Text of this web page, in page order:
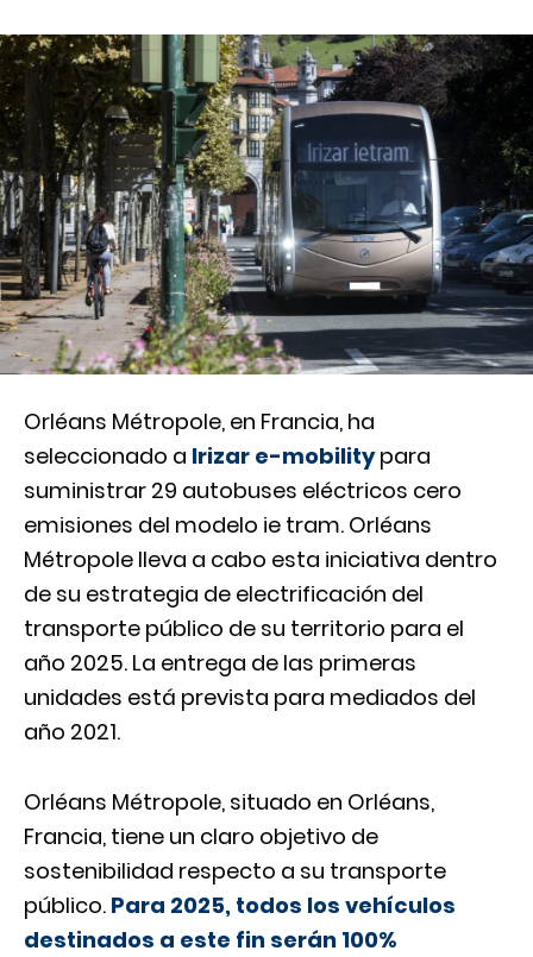
Orléans Métropole, en Francia, ha
seleccionado a Irizar e-mobilitypara
suministrar 29 autobuses eléctricos cero
emisiones del modelo ie tram. Orléans
Métropole lleva a cabo esta iniciativa dentro
de su estrategia de electrificación del
transporte público de su territorio para el
año 2025. La entrega de las primeras
unidades está prevista para mediados del
año 2021.
Orléans Métropole, situado en Orléans,
Francia, tiene un claro objetivo de
sostenibilidad respecto a su transporte
público. Para 2025, todos los vehículos
destinados a este fin serán 100%